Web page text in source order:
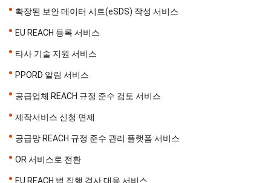
• 확장된 보안 데이터 시트(eSDS) 작성 서비스
• EU REACH 등록 서비스
• 타사 기술 지원 서비스
• PPORD 알림 서비스
• 공급업체 REACH 규정 준수 검토 서비스
• 제작서비스 신청 면제
• 공급망 REACH 규정 준수 관리 플랫폼 서비스
• OR 서비스로 전환
• EU REACH 법 집행 검사 대응 서비스